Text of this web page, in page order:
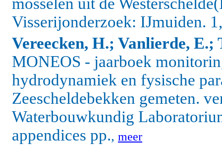
mosselen uit de
Visserijonderzoek: IJmuiden.
Vereecken, H.; Vanlierde,
MONEOS - jaarboek
hydrodynamiek en fysische
Zeescheldebekken gemeten.
Waterbouwkundig
appendices pp., meer